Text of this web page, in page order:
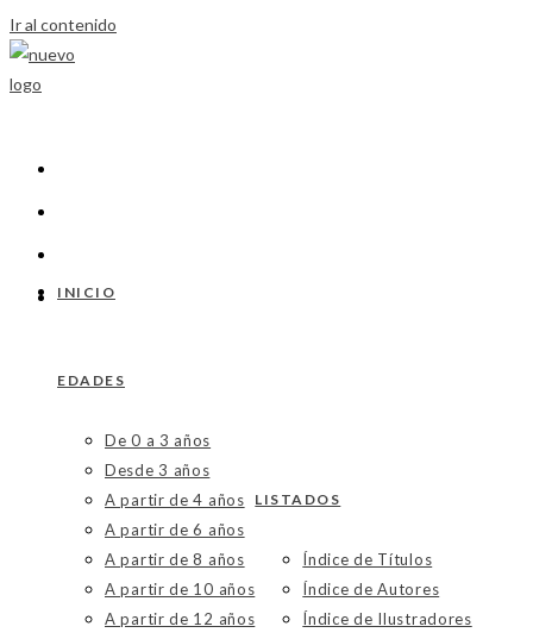
Ir al contenido
INICIO
EDADES
De 0 a 3 años
Desde 3 años
A partir de 4 años
A partir de 6 años
A partir de 8 años
A partir de 10 años
A partir de 12 años
LISTADOS
Índice de Títulos
Índice de Autores
Índice de Ilustradores